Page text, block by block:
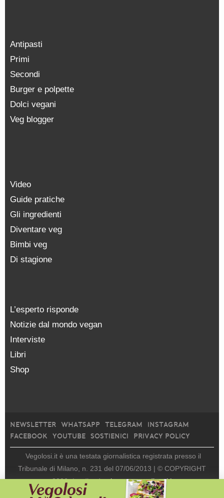
Antipasti
Primi
Secondi
Burger e polpette
Dolci vegani
Veg blogger
Video
Guide pratiche
Gli ingredienti
Diventare veg
Bimbi veg
Di stagione
L’esperto risponde
Notizie dal mondo vegan
Interviste
Libri
Shop
NEWSLETTER WHATSAPP TELEGRAM
INSTAGRAM
FACEBOOK
YOUTUBE SOSTIENICI PRIVACY POLICY
Vegolosi.it è una testata giornalistica registrata presso il
Tribunale di Milano, n. 231 del 07/06/2013 | © COPYRIGHT
2026 | edito da viceversa media srl |